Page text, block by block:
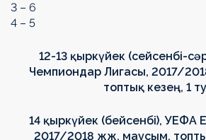
3 – 6
4 – 5
12-13 қыркүйек (сейсенбі-
Чемпиондар Лигасы, 2017/
топтық кезең, 1
14 қыркүйек (бейсенбі), УЕФА
2017/2018 жж. маусым,